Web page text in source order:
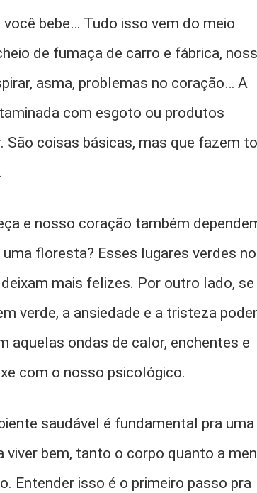
você bebe… Tudo isso vem do meio
de fumaça de carro e fábrica,
asma, problemas no coração… A
com esgoto ou produtos
coisas básicas, mas que fazem
e nosso coração também
floresta? Esses lugares verdes
mais felizes. Por outro lado, se
verde, a ansiedade e a tristeza
aquelas ondas de calor, enchentes e
com o nosso psicológico.
saudável é fundamental pra uma
bem, tanto o corpo quanto a
Entender isso é o primeiro passo pra